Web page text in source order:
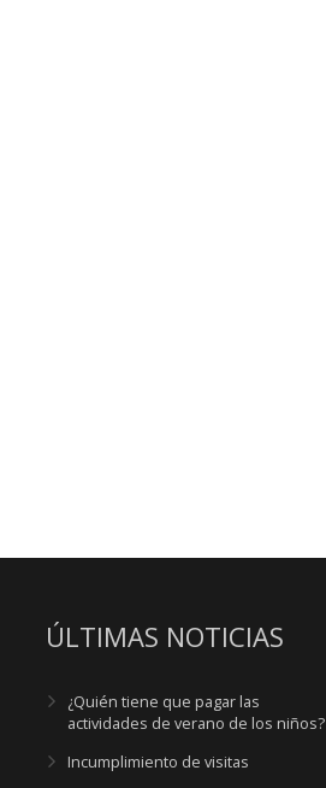
ÚLTIMAS NOTICIAS
¿Quién tiene que pagar las
actividades de verano de los niños?
Incumplimiento de visitas